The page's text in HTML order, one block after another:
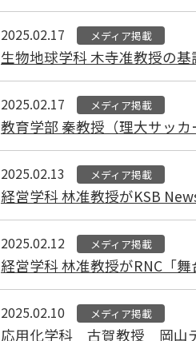
2025.02.17 メディア掲載
生物地球学科 木寺准教授の
2025.02.17 メディア掲載
教育学部 秦教授（理大サッ
2025.02.13 メディア掲載
経営学科 林准教授がKSB
2025.02.12 メディア掲載
経営学科 林准教授がRNC「
2025.02.10 メディア掲載
応用化学科 古賀教授 岡山